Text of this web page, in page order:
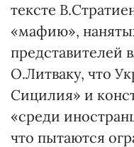
тексте
«мафию»,
представителей
О.Литваку, что
Сицилия» и
«среди
что пытаются